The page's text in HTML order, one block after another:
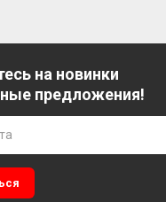
на новинки
предложения!